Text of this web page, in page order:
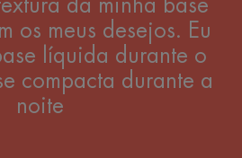
da minha base
os meus desejos. Eu
líquida durante o
compacta durante a
noite